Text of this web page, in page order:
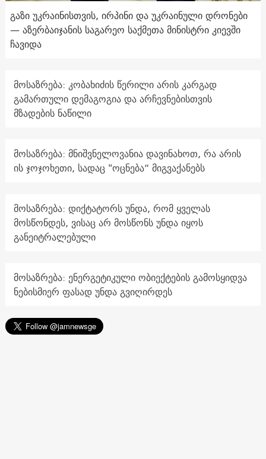
გაზი უკრაინისთვის, ირპინი და უკრაინული დრონები
— აზერბაიჯანის საგარეო საქმეთა მინისტრი კიევში
ჩავიდა
მოსაზრება: კობახიძის წერილი არის კარგად
გამართული დემაგოგია და არჩევნებისთვის
მზადების ნაწილი
მოსაზრება: მნიშვნელოვანია დავინახოთ, რა არის
ის ჯოჯოხეთი, სადაც "ოცნება“ მიგვაქანებს
მოსაზრება: დიქტატორს უნდა, რომ ყველას
მოსწონდეს, ვისაც არ მოსწონს უნდა იყოს
განეიტრალებული
მოსაზრება: ენერგეტიკული ობიექტების გამოსყიდვა
ნებისმიერ ფასად უნდა გვიღირდეს